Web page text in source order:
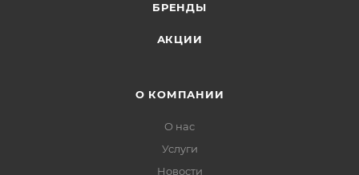
БРЕНДЫ
АКЦИИ
О КОМПАНИИ
О нас
Услуги
Новости